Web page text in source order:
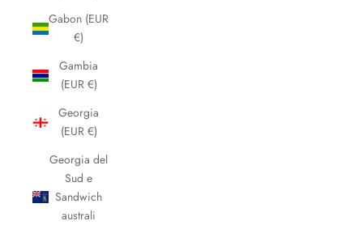
Gabon (EUR
€)
Gambia
(EUR €)
Georgia
(EUR €)
Georgia del
Sud e
Sandwich
australi